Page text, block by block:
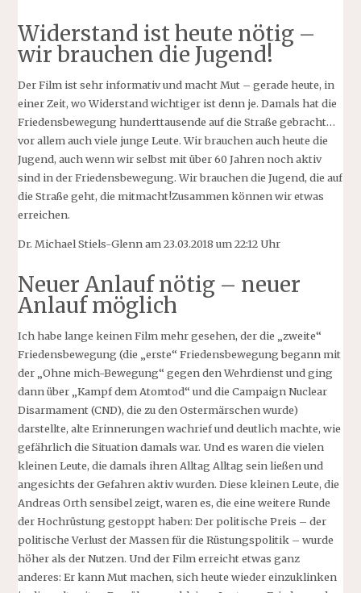
Widerstand ist heute nötig –
wir brauchen die Jugend!
Der Film ist sehr informativ und macht Mut – gerade heute, in
einer Zeit, wo Widerstand wichtiger ist denn je. Damals hat die
Friedensbewegung hunderttausende auf die Straße gebracht…
vor allem auch viele junge Leute. Wir brauchen auch heute die
Jugend, auch wenn wir selbst mit über 60 Jahren noch aktiv
sind in der Friedensbewegung. Wir brauchen die Jugend, die auf
die Straße geht, die mitmacht!Zusammen können wir etwas
erreichen.
Dr. Michael Stiels-Glenn am 23.03.2018 um 22:12 Uhr
Neuer Anlauf nötig – neuer
Anlauf möglich
Ich habe lange keinen Film mehr gesehen, der die „zweite“
Friedensbewegung (die „erste“ Friedensbewegung begann mit
der „Ohne mich-Bewegung“ gegen den Wehrdienst und ging
dann über „Kampf dem Atomtod“ und die Campaign Nuclear
Disarmament (CND), die zu den Ostermärschen wurde)
darstellte, alte Erinnerungen wachrief und deutlich machte, wie
gefährlich die Situation damals war. Und es waren die vielen
kleinen Leute, die damals ihren Alltag Alltag sein ließen und
angesichts der Gefahren aktiv wurden. Diese kleinen Leute, die
Andreas Orth sensibel zeigt, waren es, die eine weitere Runde
der Hochrüstung gestoppt haben: Der politische Preis – der
politische Verlust der Massen für die Rüstungspolitik – wurde
höher als der Nutzen. Und der Film erreicht etwas ganz
anderes: Er kann Mut machen, sich heute wieder einzuklinken